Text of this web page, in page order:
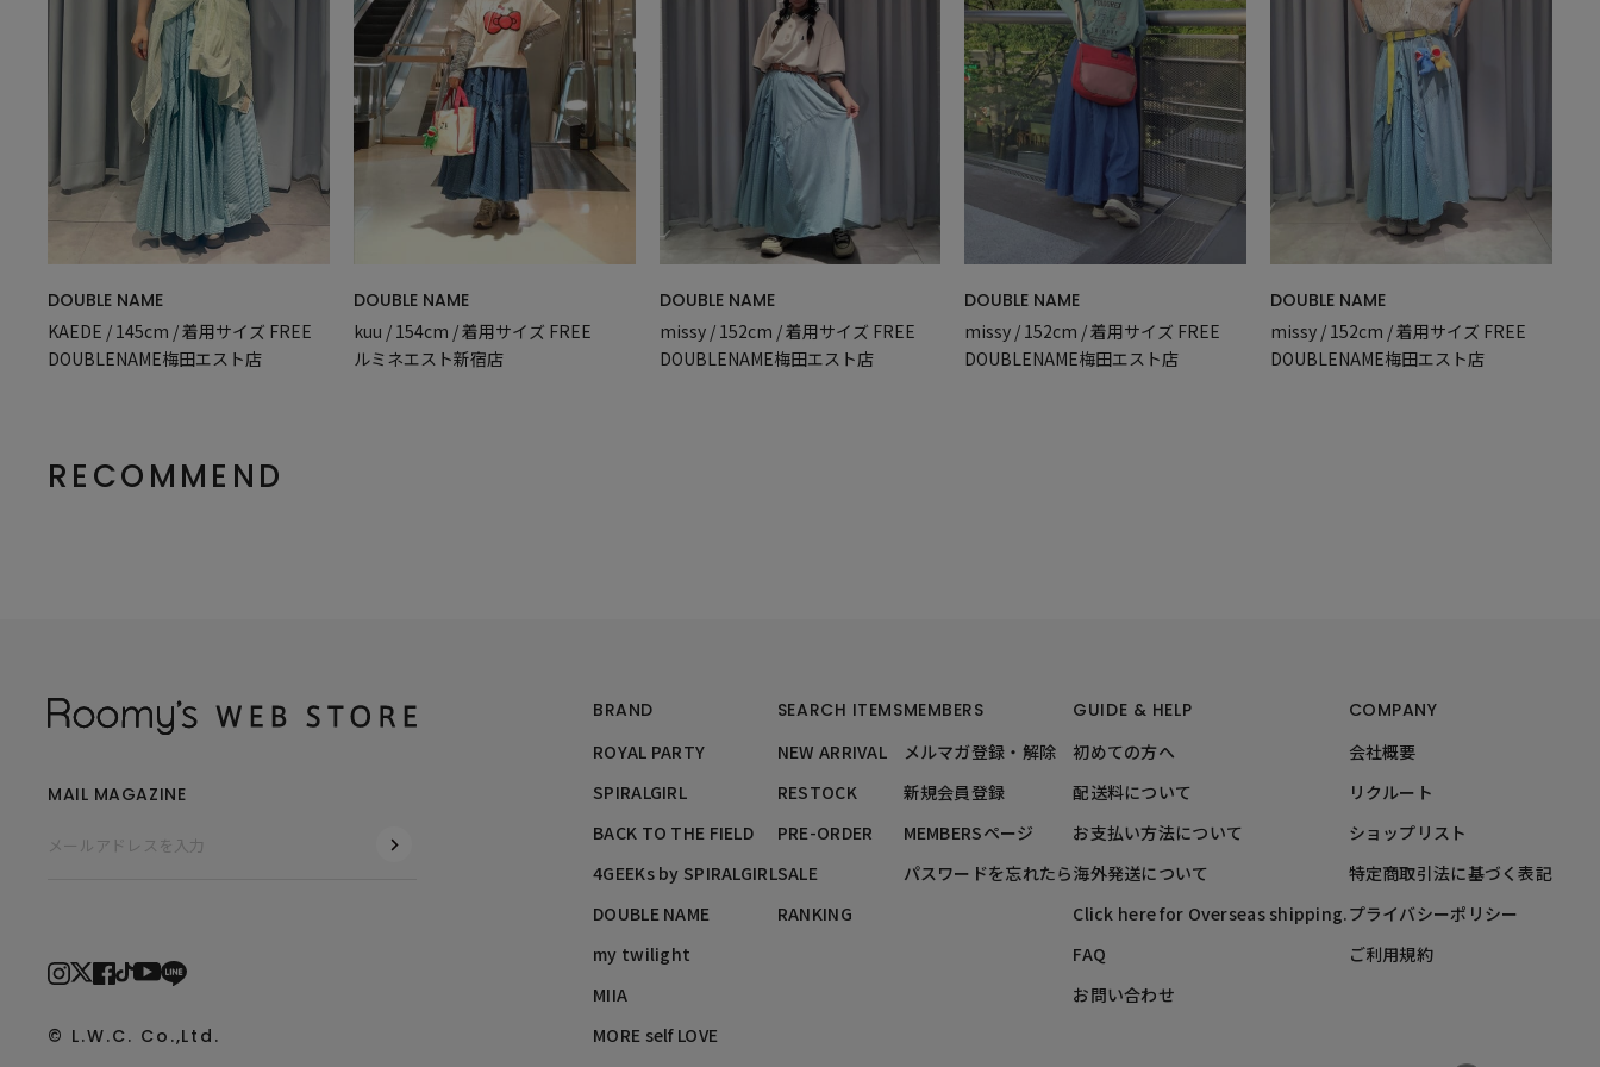
DOUBLE NAME
KAEDE / 145cm / 着用サイズ FREE
DOUBLENAME梅田エスト店
DOUBLE NAME
kuu / 154cm / 着用サイズ FREE
ルミネエスト新宿店
DOUBLE NAME
missy / 152cm / 着用サイズ FREE
DOUBLENAME梅田エスト店
DOUBLE NAME
missy / 152cm / 着用サイズ FREE
DOUBLENAME梅田エスト店
DOUBLE NAME
missy / 152cm / 着用サイズ FREE
DOUBLENAME梅田エスト店
RECOMMEND
BRAND
ROYAL PARTY
SPIRALGIRL
BACK TO THE FIELD
4GEEKs by SPIRALGIRL
DOUBLE NAME
my twilight
MIIA
MORE self LOVE
SEARCH ITEMS
NEW ARRIVAL
RESTOCK
PRE-ORDER
SALE
RANKING
MEMBERS
メルマガ登録・解除
新規会員登録
MEMBERSページ
パスワードを忘れたら
GUIDE & HELP
初めての方へ
配送料について
お支払い方法について
海外発送について
Click here for Overseas shipping.
FAQ
お問い合わせ
COMPANY
会社概要
リクルート
ショップリスト
特定商取引法に基づく表記
プライバシーポリシー
ご利用規約
MAIL MAGAZINE
© L.W.C. Co.,Ltd.